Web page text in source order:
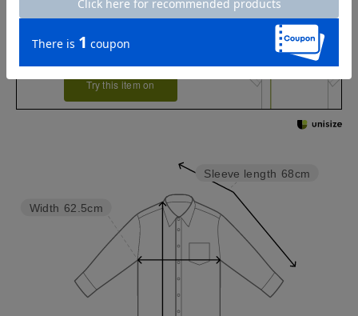
Check the recommended size
Try this item on
Sleeve length 68cm
Width 62.5cm